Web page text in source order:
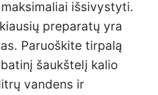
išsivystyti.
preparatų yra
Paruoškite tirpalą
šaukštelį kalio
vandens ir